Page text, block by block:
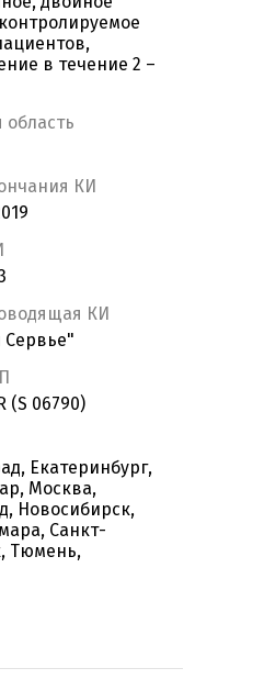
в течение 2 –
область
КИ
КИ
Сервье"
(S 06790)
Екатеринбург,
Москва,
Новосибирск,
Санкт-
Тюмень,